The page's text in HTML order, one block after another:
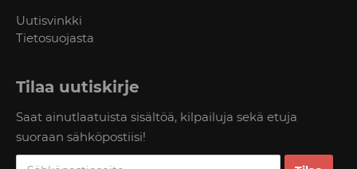
Uutisvinkki
Tietosuojasta
Tilaa uutiskirje
Saat ainutlaatuista sisältöä, kilpailuja sekä etuja
suoraan sähköpostiisi!